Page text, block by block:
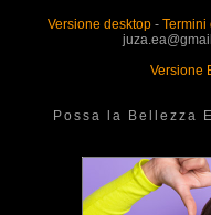
Versione desktop- Termini
Versione
Possa la Bellezza